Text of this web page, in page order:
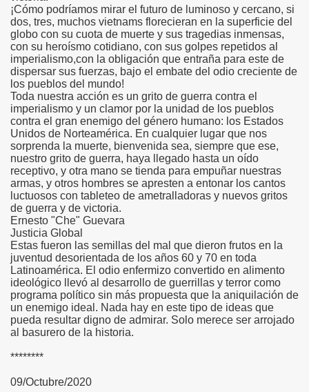
¡Cómo podríamos mirar el futuro de luminoso y cercano, si
dos, tres, muchos vietnams florecieran en la superficie del
globo con su cuota de muerte y sus tragedias inmensas,
con su heroísmo cotidiano, con sus golpes repetidos al
imperialismo,con la obligación que entraña para este de
dispersar sus fuerzas, bajo el embate del odio creciente de
los pueblos del mundo!
Toda nuestra acción es un grito de guerra contra el
imperialismo y un clamor por la unidad de los pueblos
contra el gran enemigo del género humano: los Estados
Unidos de Norteamérica. En cualquier lugar que nos
sorprenda la muerte, bienvenida sea, siempre que ese,
nuestro grito de guerra, haya llegado hasta un oído
receptivo, y otra mano se tienda para empuñar nuestras
armas, y otros hombres se apresten a entonar los cantos
luctuosos con tableteo de ametralladoras y nuevos gritos
de guerra y de victoria.
Ernesto "Che" Guevara
Justicia Global
Estas fueron las semillas del mal que dieron frutos en la
juventud desorientada de los años 60 y 70 en toda
Latinoamérica. El odio enfermizo convertido en alimento
ideológico llevó al desarrollo de guerrillas y terror como
programa político sin más propuesta que la aniquilación de
un enemigo ideal. Nada hay en este tipo de ideas que
pueda resultar digno de admirar. Solo merece ser arrojado
al basurero de la historia.
********
09/Octubre/2020